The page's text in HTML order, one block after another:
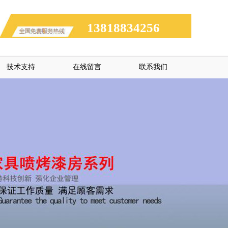
13818834256
技术支持 在线留言 联系我们